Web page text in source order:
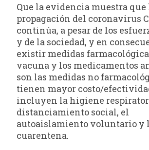
Que la evidencia muestra que
propagación del coronavirus
continúa, a pesar de los
y de la sociedad, y en
existir medidas
vacuna y los medicamentos
son las medidas no
tienen mayor costo/
incluyen la higiene
distanciamiento social, el
autoaislamiento voluntario y
cuarentena.